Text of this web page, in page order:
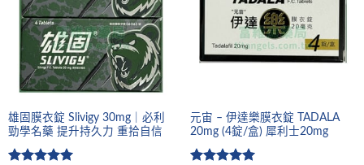
雄固膜衣錠 Slivigy 30mg｜必利
勁學名藥 提升持久力 重拾自信
元宙 – 伊達樂膜衣錠 TADALA
20mg (4錠/盒) 犀利士20mg